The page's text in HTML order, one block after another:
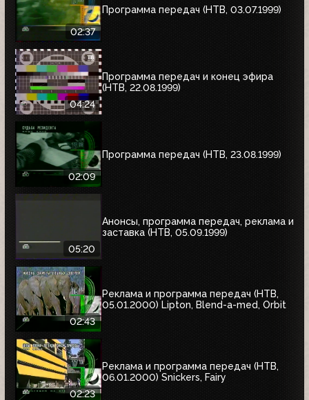
02:37
Программа передач (НТВ, 03.07.1999)
04:24
Программа передач и конец эфира
(НТВ, 22.08.1999)
02:09
Программа передач (НТВ, 23.08.1999)
05:20
Анонсы, программа передач, реклама и
заставка (НТВ, 05.09.1999)
02:43
Реклама и программа передач (НТВ,
05.01.2000) Lipton, Blend-a-med, Orbit
02:23
Реклама и программа передач (НТВ,
06.01.2000) Snickers, Fairy